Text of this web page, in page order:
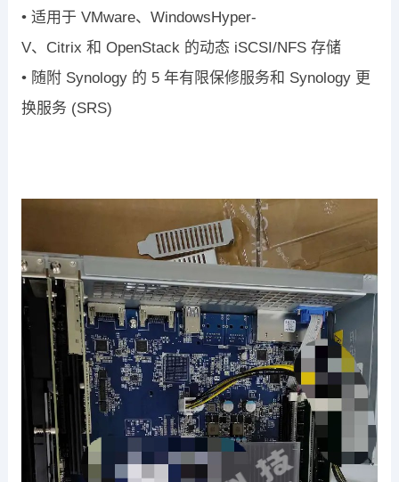
• 适用于 VMware、 WindowsHyper-
V、 Citrix 和 OpenStack 的动态 iSCSI/NFS 存储
• 随附 Synology 的 5 年有限保修服务和 Synology 更
换服务 (SRS)